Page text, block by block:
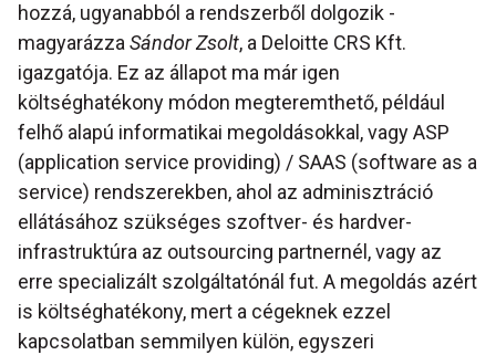
hozzá, ugyanabból a rendszerből dolgozik -
magyarázzaSándor Zsolt, a Deloitte CRS Kft.
igazgatója. Ez az állapot ma már igen
költséghatékony módon megteremthető, például
felhő alapú informatikai megoldásokkal, vagy ASP
(application service providing) / SAAS (software as a
service) rendszerekben, ahol az adminisztráció
ellátásához szükséges szoftver- és hardver-
infrastruktúra az outsourcing partnernél, vagy az
erre specializált szolgáltatónál fut. A megoldás azért
is költséghatékony, mert a cégeknek ezzel
kapcsolatban semmilyen külön, egyszeri